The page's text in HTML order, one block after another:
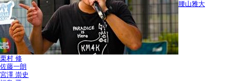
腰山雅大
栗村 修
佐藤一朗
宮澤 崇史